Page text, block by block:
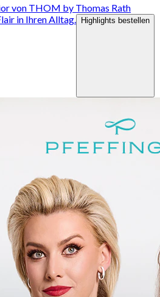
von THOM by Thomas Rath
in Ihren Alltag.
Highlights bestellen